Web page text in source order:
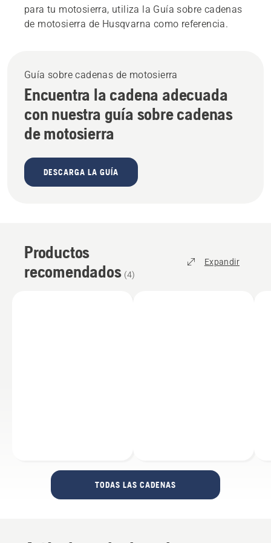
para tu motosierra, utiliza la Guía sobre cadenas
de motosierra de Husqvarna como referencia.
Guía sobre cadenas de motosierra
Encuentra la cadena adecuada
con nuestra guía sobre cadenas
de motosierra
DESCARGA LA GUÍA
Productos
recomendados (4)
Expandir
TODAS LAS CADENAS